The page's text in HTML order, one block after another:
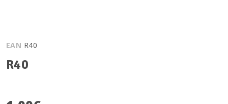
EAN R40
R40